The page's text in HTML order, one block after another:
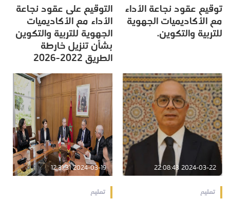
توقيع عقود نجاعة الأداء
مع الأكاديميات الجهوية
للتربية والتكوين.
التوقيع على عقود نجاعة
الأداء مع الأكاديميات
الجهوية للتربية والتكوين
بشأن تنزيل خارطة
الطريق 2022-2026
2024-03-22 22:08:43
تعليم
2024-03-19 12:31:31
تعليم